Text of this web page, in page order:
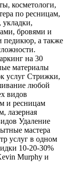
косметологи,
по ресницам,
укладки,
бровями и
педикюр, а также
на 30
материалы
услуг Стрижки,
любой
видов
и ресницам
лазерная
Удаление
мастера
услуг в одном
10-20-30%
Murphy и